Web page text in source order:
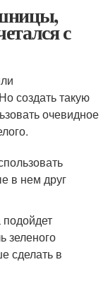
с
создать такую
очевидное
в нем друг
подойдет
зеленого
сделать в